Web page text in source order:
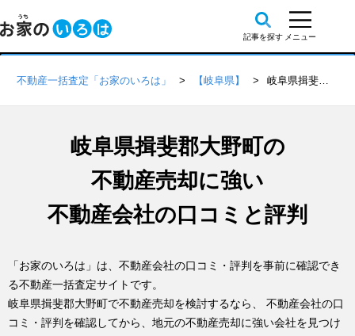
不動産一括査定「お家のいろは」 【岐阜県】 岐阜県揖斐郡大野町の不動産会社 口コミ・評判一覧
岐阜県揖斐郡大野町の
不動産売却に強い
不動産会社の口コミと評判
「お家のいろは」は、不動産会社の口コミ・評判を事前に確認でき
る不動産一括査定サイトです。
岐阜県揖斐郡大野町で不動産売却を検討するなら、 不動産会社の口
コミ・評判を確認してから、地元の不動産売却に強い会社を見つけ